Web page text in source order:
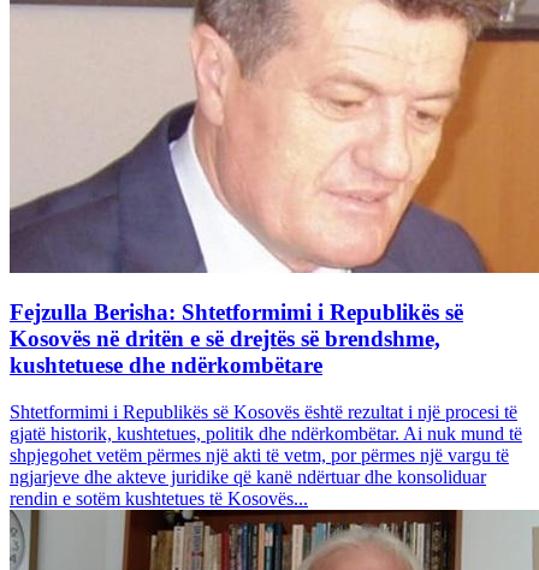
Fejzulla Berisha: Shtetformimi i Republikës së
Kosovës në dritën e së drejtës së brendshme,
kushtetuese dhe ndërkombëtare
Shtetformimi i Republikës së Kosovës është rezultat i një procesi të
gjatë historik, kushtetues, politik dhe ndërkombëtar. Ai nuk mund të
shpjegohet vetëm përmes një akti të vetm, por përmes një vargu të
ngjarjeve dhe akteve juridike që kanë ndërtuar dhe konsoliduar
rendin e sotëm kushtetues të Kosovës...